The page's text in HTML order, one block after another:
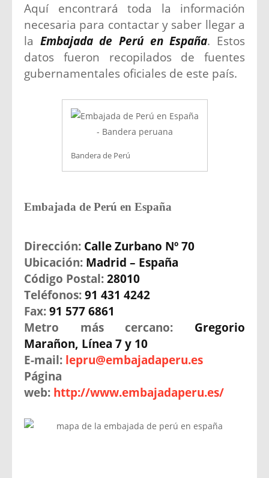
Aquí encontrará toda la información
necesaria para contactar y saber llegar a
la Embajada de Perú en España. Estos
datos fueron recopilados de fuentes
gubernamentales oficiales de este país.
Bandera de Perú
Embajada de Perú en España
Dirección: Calle Zurbano Nº 70
Ubicación: Madrid – España
Código Postal: 28010
Teléfonos: 91 431 4242
Fax: 91 577 6861
Metro más cercano:
Gregorio
Marañon, Línea 7 y 10
E-mail: lepru@embajadaperu.es
Página
web: http://www.embajadaperu.es/